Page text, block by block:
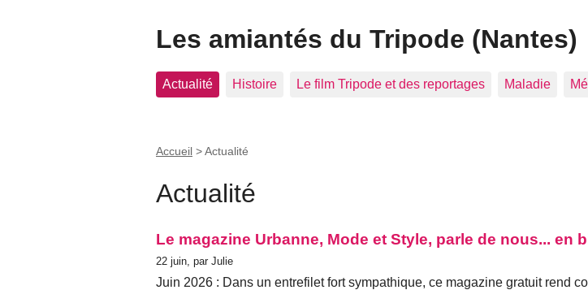
Les amiantés du Tripode (Nantes)
Actualité Histoire Le film Tripode et des reportages Maladie
Accueil >Actualité
Actualité
Le magazine Urbanne, Mode et Style, parle de nous... en
22 juin, par Julie
Juin 2026 : Dans un entrefilet fort sympathique, ce magazine gratuit rend